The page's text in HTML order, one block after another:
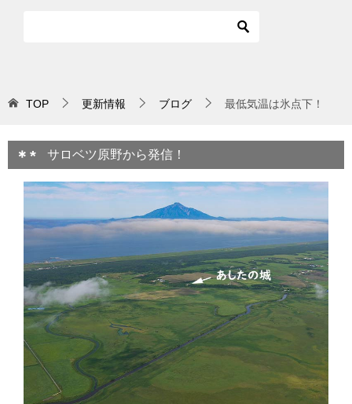
TOP 更新情報 ブログ 最低気温は氷点下！
サロベツ原野から発信！